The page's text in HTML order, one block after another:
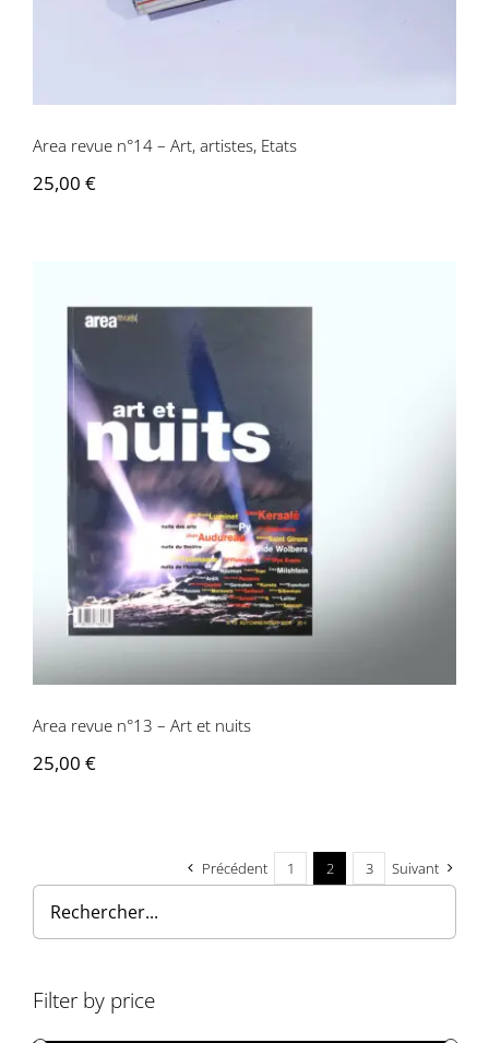
Area revue n°14 – Art, artistes, Etats
25,00 €
Area revue n°13 – Art et nuits
Area revue n°13 – Art et nuits
25,00 €
Précédent 1 2 3 Suivant
Filter by price